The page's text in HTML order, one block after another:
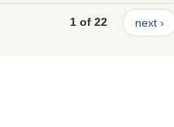
1 of 22 next ›